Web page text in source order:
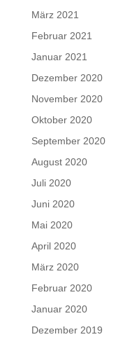
März 2021
Februar 2021
Januar 2021
Dezember 2020
November 2020
Oktober 2020
September 2020
August 2020
Juli 2020
Juni 2020
Mai 2020
April 2020
März 2020
Februar 2020
Januar 2020
Dezember 2019